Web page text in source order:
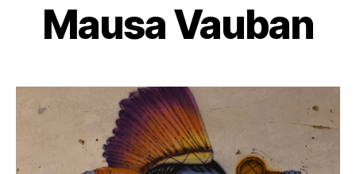
Mausa Vauban